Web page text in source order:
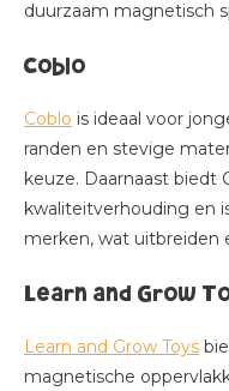
duurzaam magnetisch
Coblo
Coblo is ideaal voor
randen en stevige
keuze. Daarnaast biedt
kwaliteitverhouding en
merken, wat uitbreiden
Learn and Grow
Learn and Grow Toys
magnetische